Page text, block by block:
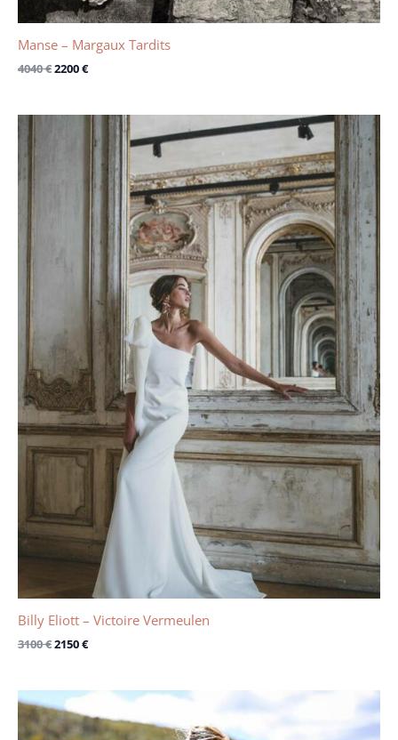
Manse – Margaux Tardits
4040€2200€
Billy Eliott – Victoire Vermeulen
3100€2150€
Le
prix
actuel
est :
2150 €.
Le
prix
initial
Le
prix
actuel